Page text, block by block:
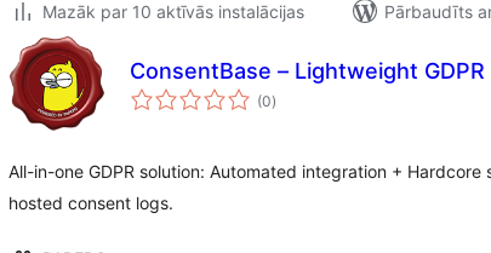
Mazāk par 10 aktīvās instalācijas
Pārbaudīts
ConsentBase – Lightweight
(0vērtējumu
kopsumma
)
All-in-one GDPR solution: Automated integration +
hosted consent logs.